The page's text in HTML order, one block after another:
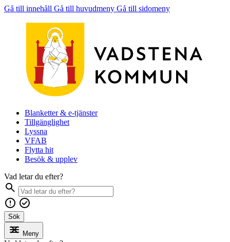
Gå till innehåll Gå till huvudmeny Gå till sidomeny
Blanketter & e-tjänster
Tillgänglighet
Lyssna
VFAB
Flytta hit
Besök & upplev
Vad letar du efter?
Sök
Meny